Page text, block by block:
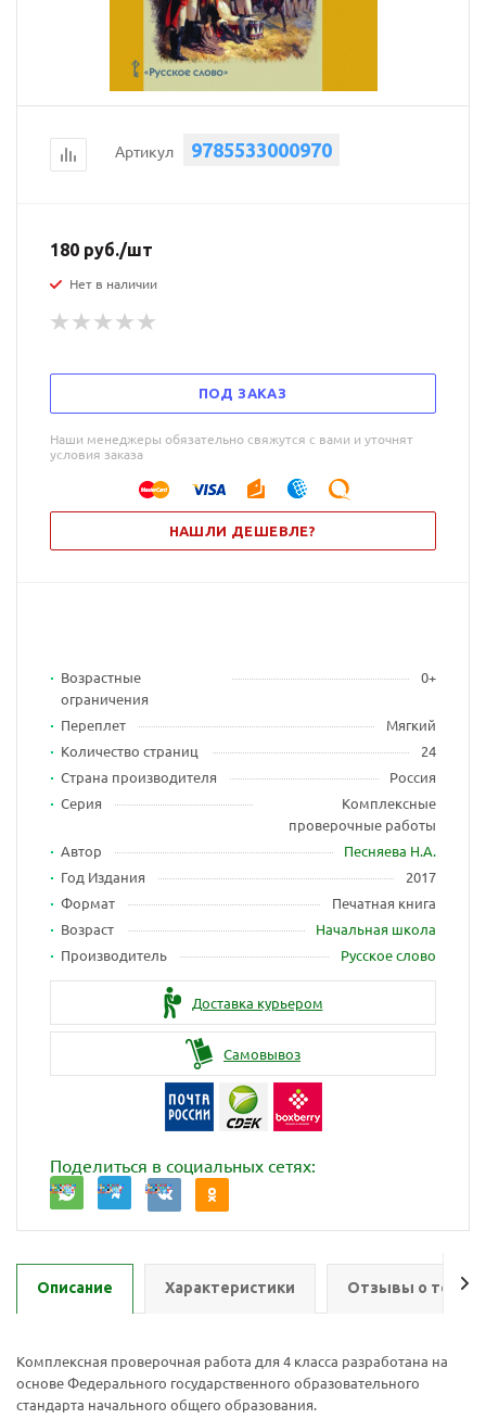
Артикул 9785533000970
180 руб./шт
Нет в наличии
ПОД ЗАКАЗ
Наши менеджеры обязательно свяжутся с вами и уточнят
условия заказа
НАШЛИ ДЕШЕВЛЕ?
Возрастные
ограничения
0+
Переплет
Мягкий
Количество страниц
24
Страна производителя
Россия
Серия
Комплексные
проверочные работы
Автор
Песняева Н.А.
Год Издания
2017
Формат
Печатная книга
Возраст
Начальная школа
Производитель
Русское слово
Доставка курьером
Самовывоз
Поделиться в социальных сетях:
Описание Характеристики Отзывы о
Комплексная проверочная работа для 4 класса разработана на
основе Федерального государственного образовательного
стандарта начального общего образования.